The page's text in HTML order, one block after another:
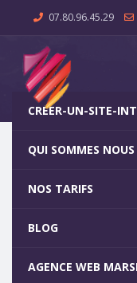
07.80.96.45.29
CREER-UN-SITE-
QUI SOMMES NOUS
NOS TARIFS
BLOG
AGENCE WEB
Agence
5
Votre site